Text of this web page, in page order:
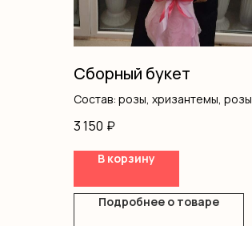
Сборный букет
Состав: розы, хризантемы, розы
3 150 ₽
В корзину
Подробнее о товаре